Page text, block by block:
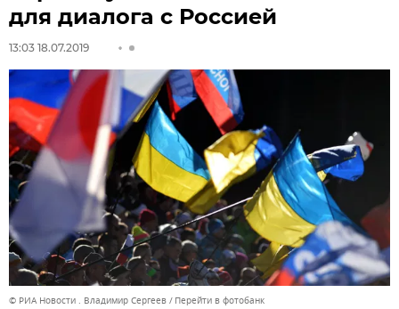
для диалога с Россией
13:03 18.07.2019
© РИА Новости . Владимир Сергеев Перейти в фотобанк